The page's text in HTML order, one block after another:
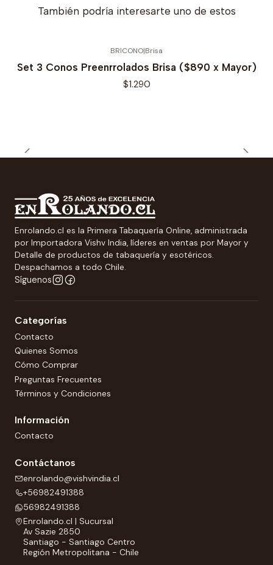
También podría interesarte uno de estos
BRICONO|Brisa
Set 3 Conos Preenrrolados Brisa ($890 x Mayor)
$1.290
Enrolando.cl es la Primera Tabaquería Online, administrada
por Importadora Vishv India, líderes en ventas por Mayor y
Detalle de productos de tabaquería y esotéricos.
Despachamos a todo Chile.
Síguenos
Categorías
Contacto
Quienes Somos
Cómo Comprar
Preguntas Frecuentes
Términos y Condiciones
Información
Contacto
Contáctanos
enrolando@vishvindia.cl
+56982491388
56982491388
Enrolando.cl | Sucursal
Av Sazie 2850
Santiago - Santiago Centro
Región Metropolitana - Chile